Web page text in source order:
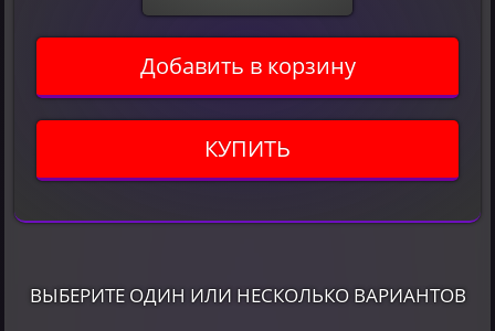
Добавить в корзину
КУПИТЬ
ВЫБЕРИТЕ ОДИН ИЛИ НЕСКОЛЬКО ВАРИАНТОВ